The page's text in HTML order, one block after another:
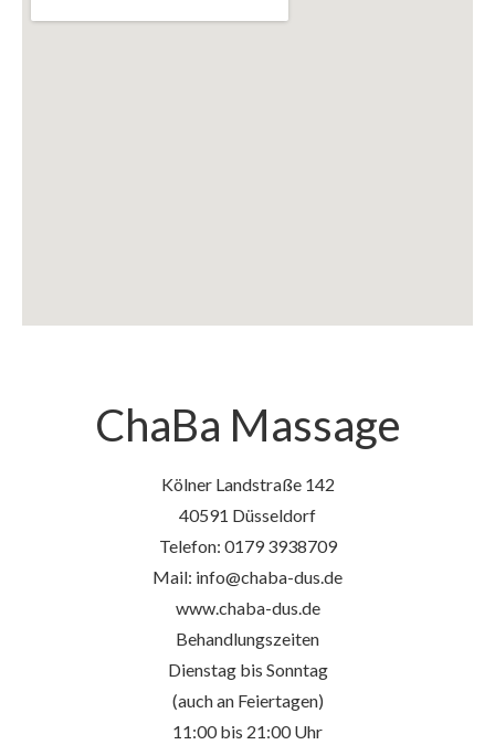
ChaBa Massage
Kölner Landstraße 142
40591 Düsseldorf
Telefon: 0179 3938709
Mail: info@chaba-dus.de
www.chaba-dus.de
Behandlungszeiten
Dienstag bis Sonntag
(auch an Feiertagen)
11:00 bis 21:00 Uhr